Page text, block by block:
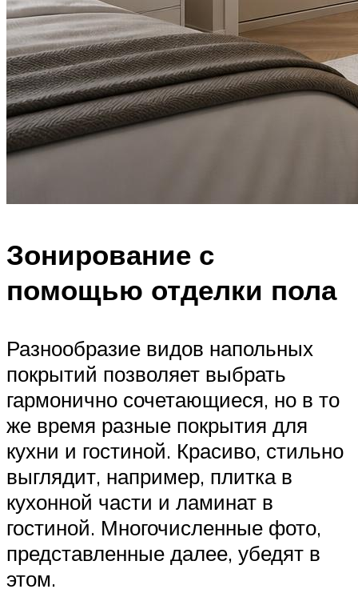
Зонирование с
помощью отделки пола
Разнообразие видов напольных
покрытий позволяет выбрать
гармонично сочетающиеся, но в то
же время разные покрытия для
кухни и гостиной. Красиво, стильно
выглядит, например, плитка в
кухонной части и ламинат в
гостиной. Многочисленные фото,
представленные далее, убедят в
этом.